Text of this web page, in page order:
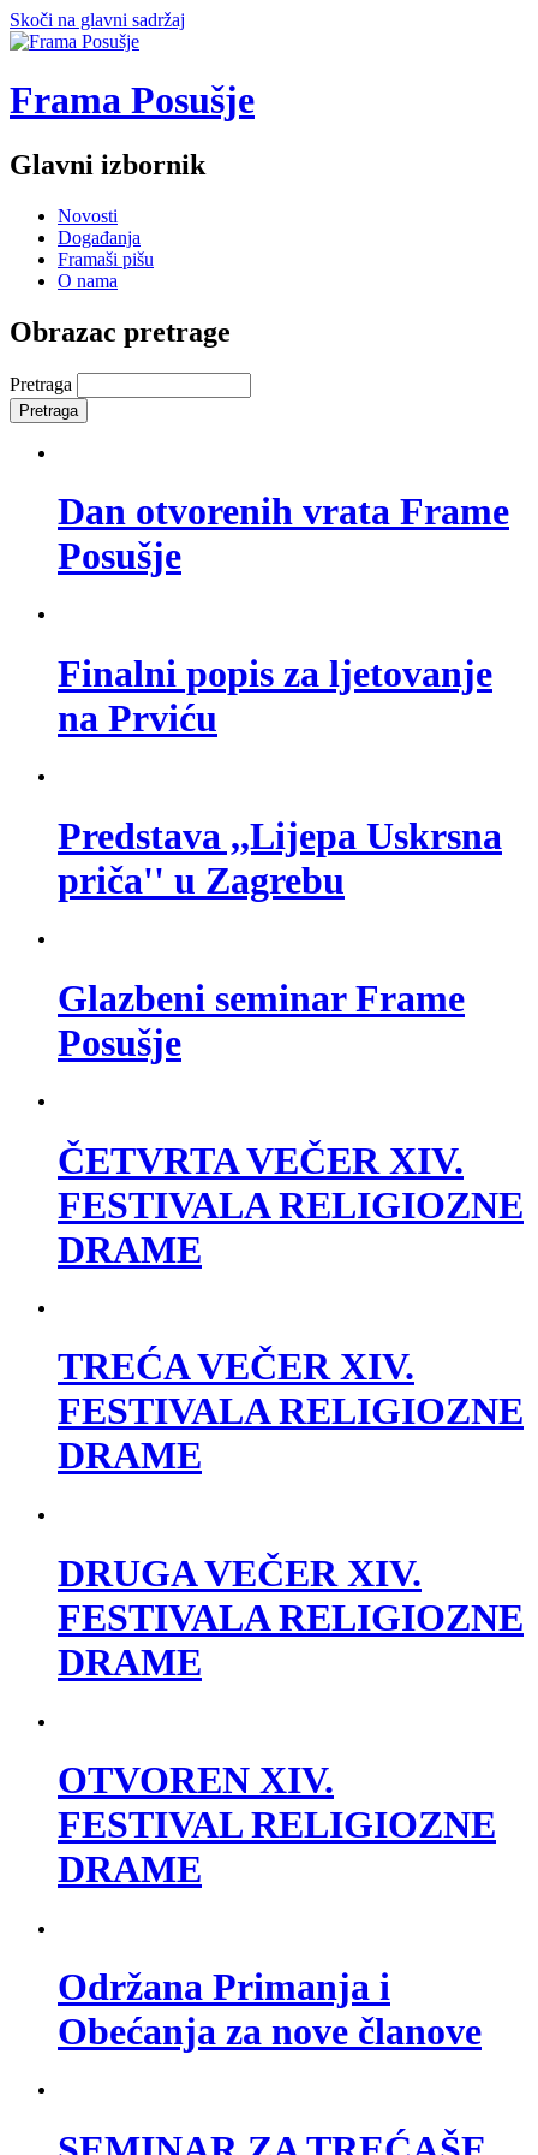
Skoči na glavni sadržaj
Frama Posušje
Glavni izbornik
Novosti
Događanja
Framaši pišu
O nama
Obrazac pretrage
Pretraga
Dan otvorenih vrata Frame
Posušje
Finalni popis za ljetovanje
na Prviću
Predstava ,,Lijepa Uskrsna
priča'' u Zagrebu
Glazbeni seminar Frame
Posušje
ČETVRTA VEČER XIV.
FESTIVALA RELIGIOZNE
DRAME
TREĆA VEČER XIV.
FESTIVALA RELIGIOZNE
DRAME
​​​​DRUGA VEČER XIV.
FESTIVALA RELIGIOZNE
DRAME
OTVOREN XIV.
FESTIVAL RELIGIOZNE
DRAME
Održana Primanja i
Obećanja za nove članove